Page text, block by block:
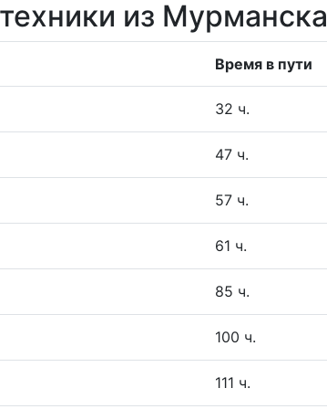
из Мурманска
Время в пути
32 ч.
47 ч.
57 ч.
61 ч.
85 ч.
100 ч.
111 ч.